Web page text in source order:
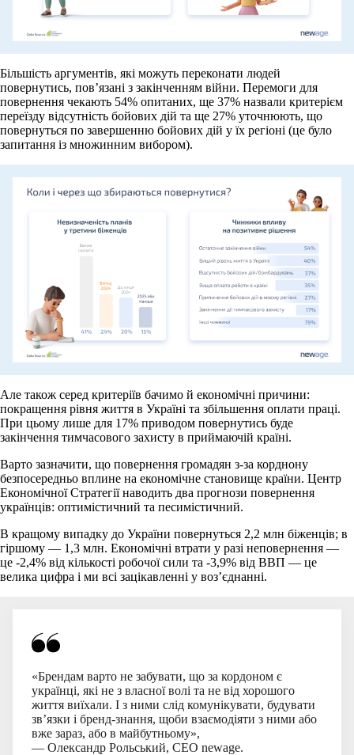
Більшість аргументів, які можуть переконати людей
повернутись, пов’язані з закінченням війни. Перемоги для
повернення чекають 54% опитаних, ще 37% назвали критерієм
переїзду відсутність бойових дій та ще 27% уточнюють, що
повернуться по завершенню бойових дій у їх регіоні (це було
запитання із множинним вибором).
Але також серед критеріїв бачимо й економічні причини:
покращення рівня життя в Україні та збільшення оплати праці.
При цьому лише для 17% приводом повернутись буде
закінчення тимчасового захисту в приймаючій країні.
Варто зазначити, що повернення громадян з-за корднону
безпосередньо вплине на економічне становище країни. Центр
Економічної Стратегії наводить два прогнози повернення
українців: оптимістичний та песимістичний.
В кращому випадку до України повернуться 2,2 млн біженців; в
гіршому — 1,3 млн. Економічні втрати у разі неповернення —
це -2,4% від кількості робочої сили та -3,9% від ВВП — це
велика цифра і ми всі зацікавленні у воз’єднанні.
«Брендам варто не забувати, що за кордоном є
українці, які не з власної волі та не від хорошого
життя виїхали. І з ними слід комунікувати, будувати
зв’язки і бренд-знання, щоби взаємодіяти з ними або
вже зараз, або в майбутньому»,
— Олександр Рольський, CEO newage.